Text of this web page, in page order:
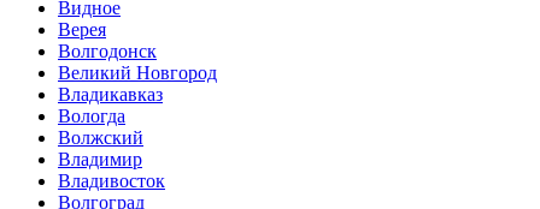
Видное
Верея
Волгодонск
Великий Новгород
Владикавказ
Вологда
Волжский
Владимир
Владивосток
Волгоград